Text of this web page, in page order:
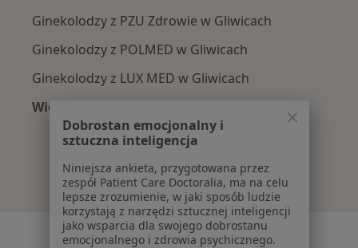
Ginekolodzy z PZU Zdrowie w Gliwicach
Ginekolodzy z POLMED w Gliwicach
Ginekolodzy z LUX MED w Gliwicach
Więcej (9)
Więcej w kategorii: Najpopularniejsze
Serwis
Dobrostan emocjonalny i
sztuczna inteligencja
Niniejsza ankieta, przygotowana przez
zespół Patient Care Doctoralia, ma na celu
lepsze zrozumienie, w jaki sposób ludzie
korzystają z narzędzi sztucznej inteligencji
jako wsparcia dla swojego dobrostanu
emocjonalnego i zdrowia psychicznego.